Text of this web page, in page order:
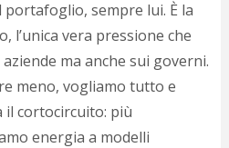
portafoglio, sempre lui. È la
l’unica vera pressione che
ma anche sui governi.
meno, vogliamo tutto e
il cortocircuito: più
energia a modelli